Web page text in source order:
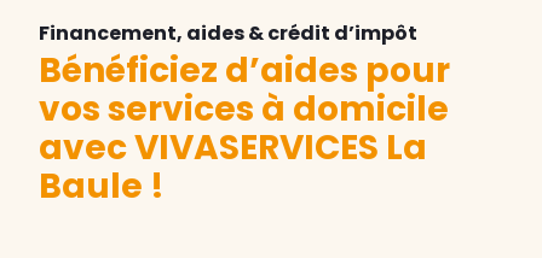
Financement, aides & crédit d’impôt
Bénéficiez d’aides pour
vos services à domicile
avec VIVASERVICES La
Baule !